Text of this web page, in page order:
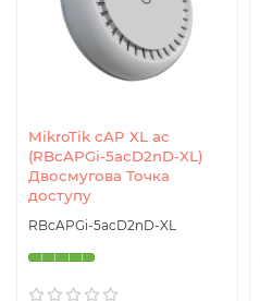
MikroTik cAP XL ac
(RBcAPGi-5acD2nD-XL)
Двосмугова Точка
доступу
RBcAPGi-5acD2nD-XL